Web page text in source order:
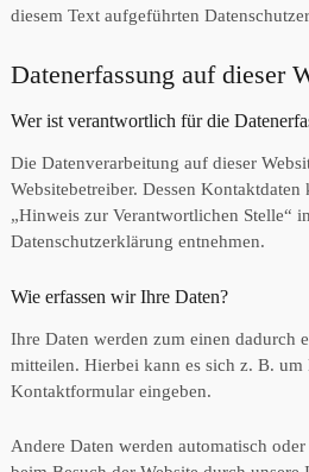
diesem Text aufgeführten
Datenerfassung auf dieser
Wer ist verantwortlich für die
Die Datenverarbeitung auf dieser
Websitebetreiber. Dessen
„Hinweis zur Verantwortlichen Stelle“
Datenschutzerklärung entnehmen.
Wie erfassen wir Ihre Daten?
Ihre Daten werden zum einen dadurch
mitteilen. Hierbei kann es sich z. B. um
Kontaktformular eingeben.
Andere Daten werden automatisch